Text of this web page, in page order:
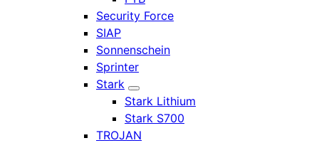
Security Force
SIAP
Sonnenschein
Sprinter
Stark
Stark Lithium
Stark S700
TROJAN